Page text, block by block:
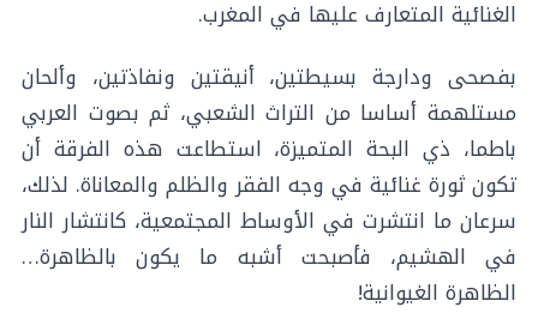
الغنائية المتعارف عليها في المغرب.
بفصحى ودارجة بسيطتين، أنيقتين ونفاذتين، وألحان
مستلهمة أساسا من التراث الشعبي، ثم بصوت العربي
باطما، ذي البحة المتميزة، استطاعت هذه الفرقة أن
تكون ثورة غنائية في وجه الفقر والظلم والمعاناة. لذلك،
سرعان ما انتشرت في الأوساط المجتمعية، كانتشار النار
في الهشيم، فأصبحت أشبه ما يكون بالظاهرة…
الظاهرة الغيوانية!